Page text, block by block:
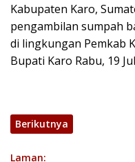
Kabupaten Karo,
pengambilan sumpah
di lingkungan Pemkab
Bupati Karo Rabu, 19
Berikutnya
Laman: